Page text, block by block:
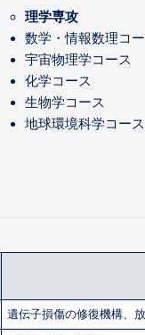
理学専攻
数学・情報数理コ
宇宙物理学コース
化学コース
生物学コース
地球環境科学コース
遺伝子損傷の修復機構、